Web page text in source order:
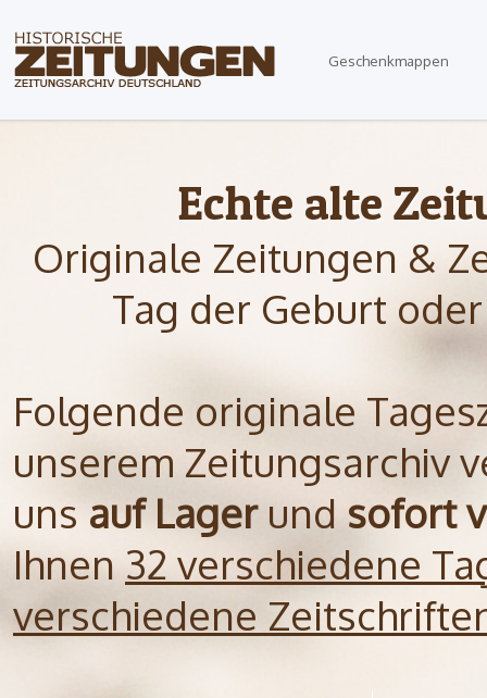
Geschenkmappen
Echte alte
Originale Zeitungen &
Tag der Geburt
Folgende originale
unserem Zeitungsarchiv
uns auf Lagerund sofort
Ihnen 32 verschiedene
verschiedene